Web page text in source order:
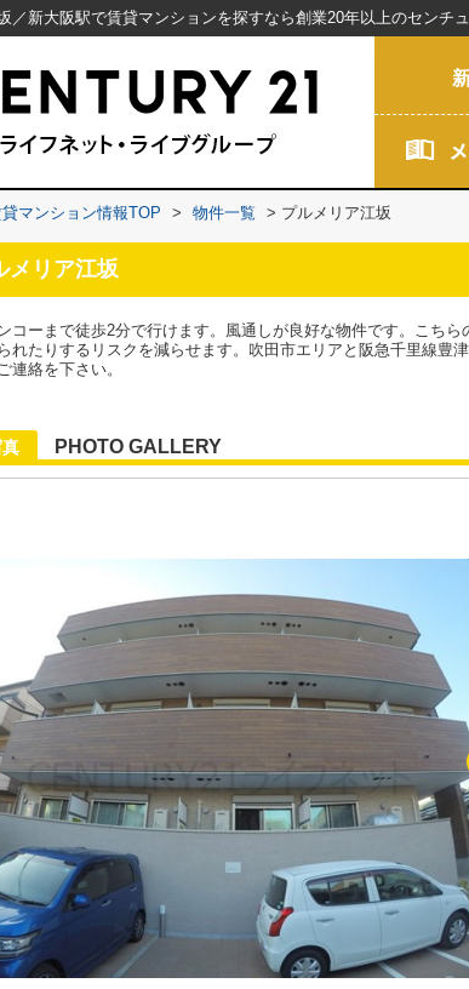
マンション情報TOP > 物件一覧 > プルメリア江坂
メリア江坂
コーまで徒歩2分で行けます。風通しが良好な物件です。こち
れたりするリスクを減らせます。吹田市エリアと阪急千里線
連絡を下さい。
PHOTO GALLERY